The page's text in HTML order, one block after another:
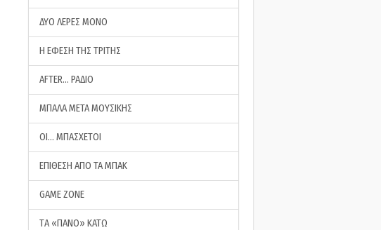
ΔΥΟ ΛΕΡΕΣ ΜΟΝΟ
Η ΕΦΕΣΗ ΤΗΣ ΤΡΙΤΗΣ
AFTER… ΡΑΔΙΟ
ΜΠΑΛΑ ΜΕΤΑ ΜΟΥΣΙΚΗΣ
ΟΙ… ΜΠΑΣΧΕΤΟΙ
ΕΠΙΘΕΣΗ ΑΠΟ ΤΑ ΜΠΑΚ
GAME ZONE
ΤA «ΠΑΝΟ» ΚΑΤΩ